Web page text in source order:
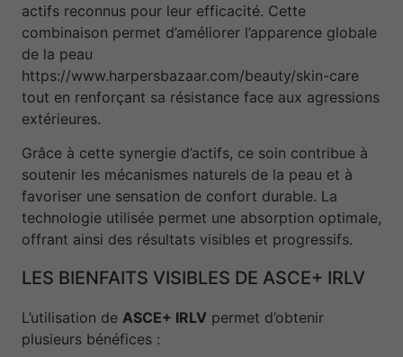
actifs reconnus pour leur efficacité. Cette
combinaison permet d’améliorer l’apparence globale
de la peau
https://www.harpersbazaar.com/beauty/skin-care
tout en renforçant sa résistance face aux agressions
extérieures.
Grâce à cette synergie d’actifs, ce soin contribue à
soutenir les mécanismes naturels de la peau et à
favoriser une sensation de confort durable. La
technologie utilisée permet une absorption optimale,
offrant ainsi des résultats visibles et progressifs.
LES BIENFAITS VISIBLES DE ASCE+ IRLV
L’utilisation de ASCE+ IRLV permet d’obtenir
plusieurs bénéfices :